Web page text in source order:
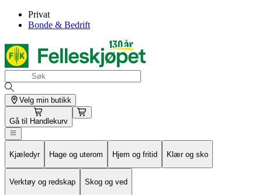
Privat
Bonde & Bedrift
Velg min butikk
Gå til Handlekurv
Kjæledyr Hage og uterom Hjem og fritid Klær og sko
Verktøy og redskap Skog og ved